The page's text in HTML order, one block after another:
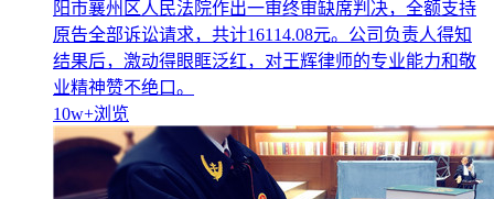
阳市襄州区人民法院作出一审终审缺席判决，全额支持
原告全部诉讼请求，共计16114.08元。公司负责人得知
结果后，激动得眼眶泛红，对王辉律师的专业能力和敬
业精神赞不绝口。
10w+浏览